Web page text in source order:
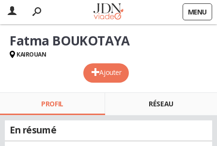
MENU
Ajouter
Fatma BOUKOTAYA
KAIROUAN
PROFIL RÉSEAU
En résumé